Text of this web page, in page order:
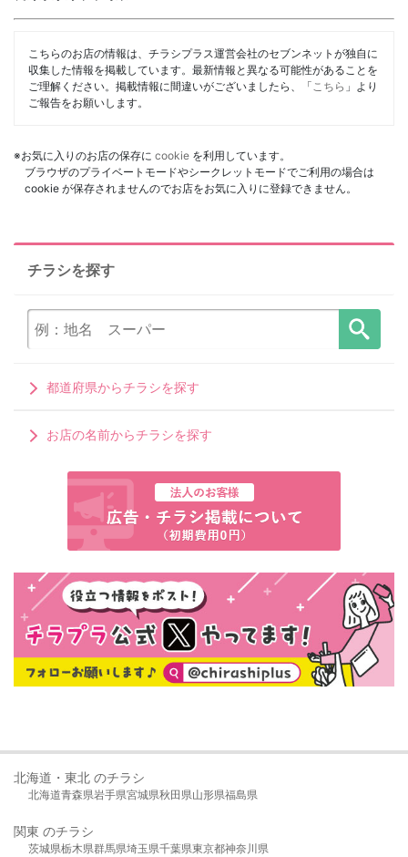
こちらのお店の情報は、チラシプラス運営会社のセブンネットが独自に
収集した情報を掲載しています。最新情報と異なる可能性があることを
ご理解ください。掲載情報に間違いがございましたら、「 こちら 」より
ご報告をお願いします。
※お気に入りのお店の保存に cookie を利用しています。
ブラウザのプライベートモードやシークレットモードでご利用の場合は
cookie が保存されませんのでお店をお気に入りに登録できません。
チラシを探す
都道府県からチラシを探す
お店の名前からチラシを探す
北海道・東北 のチラシ
北海道青森県岩手県宮城県秋田県山形県福島県
関東 のチラシ
茨城県栃木県群馬県埼玉県千葉県東京都神奈川県